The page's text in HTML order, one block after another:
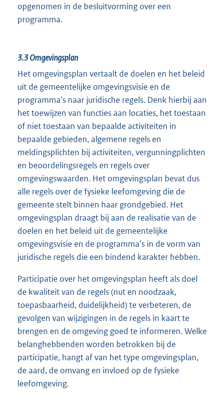
opgenomen in de besluitvorming over een
programma.
3.3Omgevingsplan
Het omgevingsplan vertaalt de doelen en het beleid
uit de gemeentelijke omgevingsvisie en de
programma’s naar juridische regels. Denk hierbij aan
het toewijzen van functies aan locaties, het toestaan
of niet toestaan van bepaalde activiteiten in
bepaalde gebieden, algemene regels en
meldingsplichten bij activiteiten, vergunningplichten
en beoordelingsregels en regels over
omgevingswaarden. Het omgevingsplan bevat dus
alle regels over de fysieke leefomgeving die de
gemeente stelt binnen haar grondgebied. Het
omgevingsplan draagt bij aan de realisatie van de
doelen en het beleid uit de gemeentelijke
omgevingsvisie en de programma’s in de vorm van
juridische regels die een bindend karakter hebben.
Participatie over het omgevingsplan heeft als doel
de kwaliteit van de regels (nut en noodzaak,
toepasbaarheid, duidelijkheid) te verbeteren, de
gevolgen van wijzigingen in de regels in kaart te
brengen en de omgeving goed te informeren. Welke
belanghebbenden worden betrokken bij de
participatie, hangt af van het type omgevingsplan,
de aard, de omvang en invloed op de fysieke
leefomgeving.